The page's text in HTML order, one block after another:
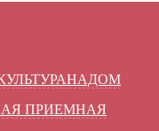
ПРИЕМНАЯ